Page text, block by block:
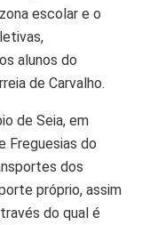
escolar e o
alunos do
de Carvalho.
de Seia, em
Freguesias do
dos
próprio, assim
do qual é